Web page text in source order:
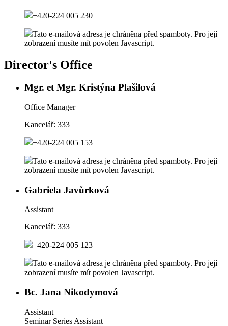
+420-224 005 230
Tato e-mailová adresa je chráněna před spamboty. Pro její
zobrazení musíte mít povolen Javascript.
Director's Office
Mgr. et Mgr. Kristýna Plašilová
Office Manager
Kancelář: 333
+420-224 005 153
Tato e-mailová adresa je chráněna před spamboty. Pro její
zobrazení musíte mít povolen Javascript.
Gabriela Javůrková
Assistant
Kancelář: 333
+420-224 005 123
Tato e-mailová adresa je chráněna před spamboty. Pro její
zobrazení musíte mít povolen Javascript.
Bc. Jana Nikodymová
Assistant
Seminar Series Assistant